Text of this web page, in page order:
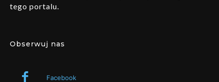
tego portalu.
Obserwuj nas
Facebook